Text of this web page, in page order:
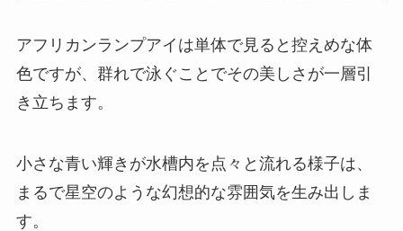
アフリカンランプアイは単体で見ると控えめな体
色ですが、群れで泳ぐことでその美しさが一層引
き立ちます。
小さな青い輝きが水槽内を点々と流れる様子は、
まるで星空のような幻想的な雰囲気を生み出しま
す。